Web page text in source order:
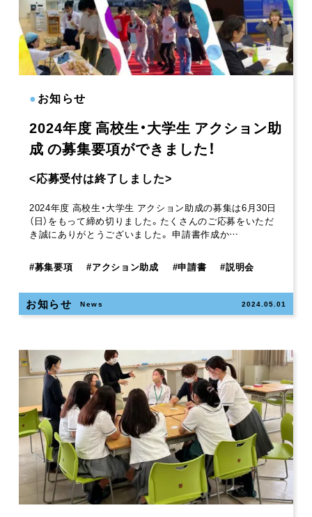
●お知らせ
2024年度 高校生・大学生 アクション助
成 の募集要項ができました！
<応募受付は終了しました>
2024年度 高校生・大学生 アクション助成の募集は6月30日
（日）をもって締め切りました。たくさんのご応募をいただ
き誠にありがとうございました。 申請書作成か…
#募集要項 #アクション助成 #申請書 #説明会
お知らせ News 2024.05.01